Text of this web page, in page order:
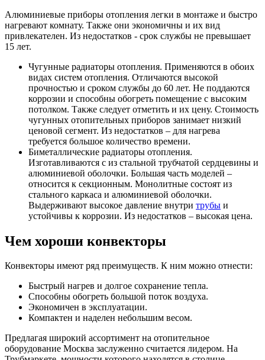
Алюминиевые приборы отопления легки в монтаже и быстро
нагревают комнату. Также они экономичны и их вид
привлекателен. Из недостатков - срок службы не превышает
15 лет.
Чугунные радиаторы отопления. Применяются в обоих
видах систем отопления. Отличаются высокой
прочностью и сроком службы до 60 лет. Не поддаются
коррозии и способны обогреть помещение с высоким
потолком. Также следует отметить и их цену. Стоимость
чугунных отопительных приборов занимает низкий
ценовой сегмент. Из недостатков – для нагрева
требуется большое количество времени.
Биметаллические радиаторы отопления.
Изготавливаются с из стальной трубчатой сердцевины и
алюминиевой оболочки. Большая часть моделей –
относится к секционным. Монолитные состоят из
стального каркаса и алюминиевой оболочки.
Выдерживают высокое давление внутри трубы и
устойчивы к коррозии. Из недостатков – высокая цена.
Чем хороши конвекторы
Конвекторы имеют ряд преимуществ. К ним можно отнести:
Быстрый нагрев и долгое сохранение тепла.
Способны обогреть большой поток воздуха.
Экономичен в эксплуатации.
Компактен и наделен небольшим весом.
Предлагая широкий ассортимент на отопительное
оборудование Москва заслуженно считается лидером. На